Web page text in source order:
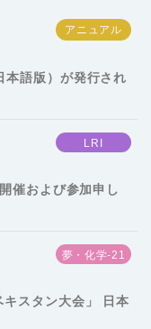
本語版）が発行され
LRI
催および参加申し
夢・化学-21
キスタン大会」 日本